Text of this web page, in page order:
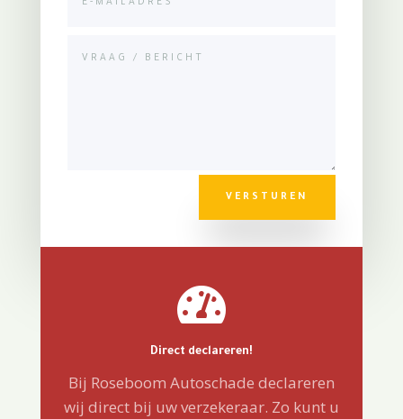
VERSTUREN

Direct declareren!
Bij Roseboom Autoschade declareren
wij direct bij uw verzekeraar. Zo kunt u